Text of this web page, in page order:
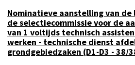
Nominatieve aanstelling van de
de selectiecommissie voor de
van 1 voltijds technisch
werken - technische dienst
grondgebiedzaken (D1-D3 - 38/